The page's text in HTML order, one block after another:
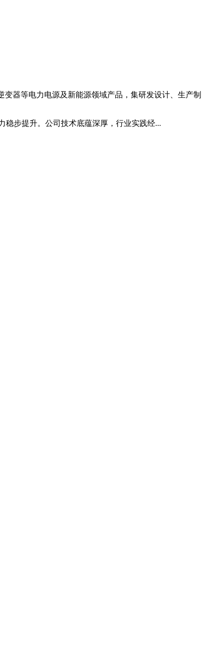
器等电力电源及新能源领域产品，集研发设计、生产制
步提升。公司技术底蕴深厚，行业实践经...